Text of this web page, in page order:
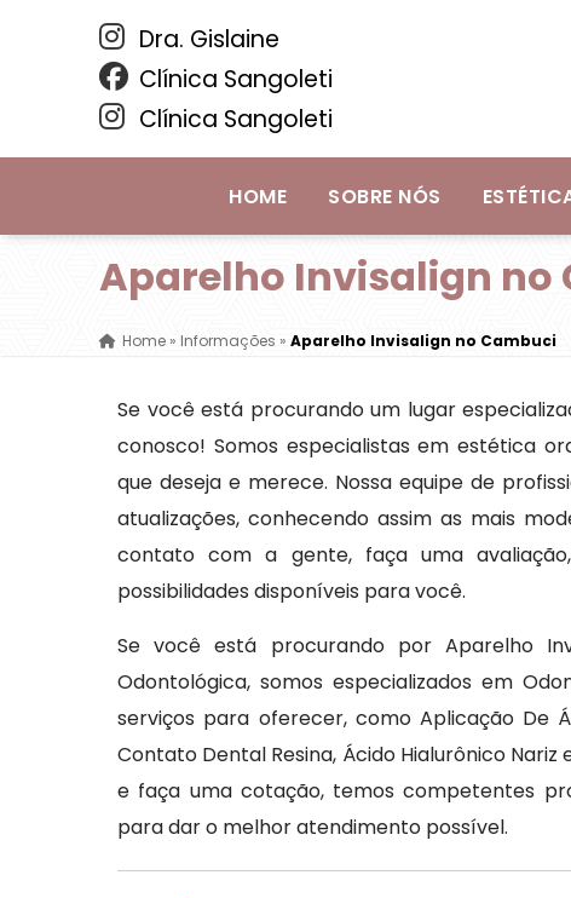
Dra. Gislaine
Clínica Sangoleti
Clínica Sangoleti
HOME SOBRE NÓS
Aparelho Invisalign no
Home»Informações »Aparelho Invisalign no Cambuci
Se você está procurando um lugar
conosco! Somos especialistas em estética
que deseja e merece. Nossa equipe de
atualizações, conhecendo assim as mais
contato com a gente, faça uma
possibilidades disponíveis para você.
Se você está procurando por Aparelho
Odontológica, somos especializados em
serviços para oferecer, como Aplicação De
Contato Dental Resina, Ácido Hialurônico
e faça uma cotação, temos competentes
para dar o melhor atendimento possível.